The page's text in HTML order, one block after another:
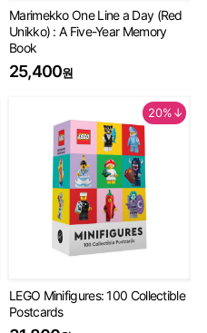
Marimekko One Line a Day (Red
Unikko) : A Five-Year Memory
Book
25,400원
20%↓
LEGO Minifigures: 100 Collectible
Postcards